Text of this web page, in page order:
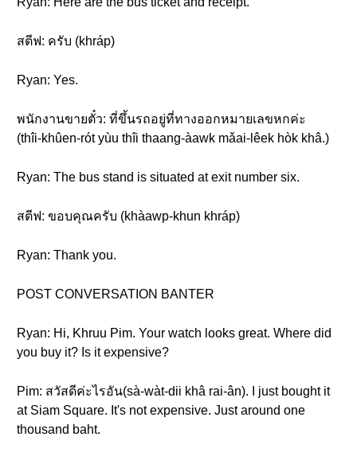
สตีฟ: ครับ (khráp)
Ryan: Yes.
พนักงานขายตั๋ว: ที่ขึ้นรถอยู่ที่ทางออกหมายเลขหกค่ะ
(thîi-khûen-rót yùu thîi thaang-àawk mǎai-lêek hòk khâ.)
Ryan: The bus stand is situated at exit number six.
สตีฟ: ขอบคุณครับ (khàawp-khun khráp)
Ryan: Thank you.
POST CONVERSATION BANTER
Ryan: Hi, Khruu Pim. Your watch looks great. Where did
you buy it? Is it expensive?
Pim: สวัสดีค่ะไรอัน(sà-wàt-dii khâ rai-ân). I just bought it
at Siam Square. It's not expensive. Just around one
thousand baht.